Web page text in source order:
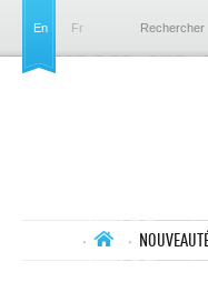
En Fr Rechercher